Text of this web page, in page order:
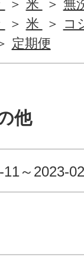
米
無
米
コ
定期便
他
11～2023-